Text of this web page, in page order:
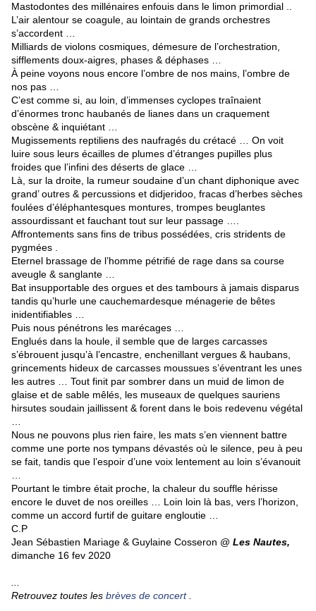
Mastodontes des millénaires enfouis dans le limon primordial ..
L’air alentour se coagule, au lointain de grands orchestres
s’accordent …
Milliards de violons cosmiques, démesure de l’orchestration,
sifflements doux-aigres, phases & déphases …
À peine voyons nous encore l’ombre de nos mains, l’ombre de
nos pas …
C’est comme si, au loin, d’immenses cyclopes traînaient
d’énormes tronc haubanés de lianes dans un craquement
obscène & inquiétant …
Mugissements reptiliens des naufragés du crétacé … On voit
luire sous leurs écailles de plumes d’étranges pupilles plus
froides que l’infini des déserts de glace …
Là, sur la droite, la rumeur soudaine d’un chant diphonique avec
grand’ outres & percussions et didjeridoo, fracas d’herbes sèches
foulées d’éléphantesques montures, trompes beuglantes
assourdissant et fauchant tout sur leur passage ….
Affrontements sans fins de tribus possédées, cris stridents de
pygmées .
Eternel brassage de l’homme pétrifié de rage dans sa course
aveugle & sanglante …
Bat insupportable des orgues et des tambours à jamais disparus
tandis qu’hurle une cauchemardesque ménagerie de bêtes
inidentifiables …
Puis nous pénétrons les marécages …
Englués dans la houle, il semble que de larges carcasses
s’ébrouent jusqu’à l’encastre, enchenillant vergues & haubans,
grincements hideux de carcasses moussues s’éventrant les unes
les autres … Tout finit par sombrer dans un muid de limon de
glaise et de sable mêlés, les museaux de quelques sauriens
hirsutes soudain jaillissent & forent dans le bois redevenu végétal
Nous ne pouvons plus rien faire, les mats s’en viennent battre
comme une porte nos tympans dévastés où le silence, peu à peu
se fait, tandis que l’espoir d’une voix lentement au loin s’évanouit
Pourtant le timbre était proche, la chaleur du souffle hérisse
encore le duvet de nos oreilles … Loin loin là bas, vers l’horizon,
comme un accord furtif de guitare engloutie …
C.P
Jean Sébastien Mariage & Guylaine Cosseron @ Les Nautes,
dimanche 16 fev 2020
Retrouvez toutes les brèves de concert.